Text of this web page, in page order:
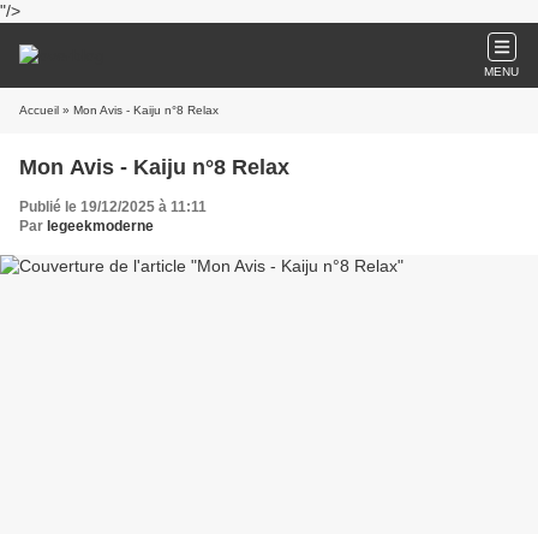
"/>
MENU
Accueil » Mon Avis - Kaiju n°8 Relax
Mon Avis - Kaiju n°8 Relax
Publié le 19/12/2025 à 11:11
Par legeekmoderne